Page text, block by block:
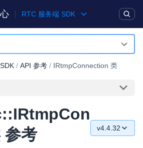
RTC 服务端 SDK
式，与 AI 进行高拟真、自然流畅的实时语
/ API 参考 / IRtmpConnection 类
考
v4.4.32